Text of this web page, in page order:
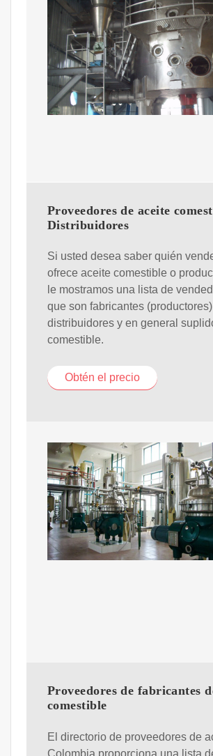
Proveedores de aceite
Distribuidores
Si usted desea saber quién
ofrece aceite comestible o
le mostramos una lista de
que son fabricantes
distribuidores y en general
comestible.
Obtén el precio
Proveedores de fabricantes
comestible
El directorio de proveedores de
Colombia proporciona una lista